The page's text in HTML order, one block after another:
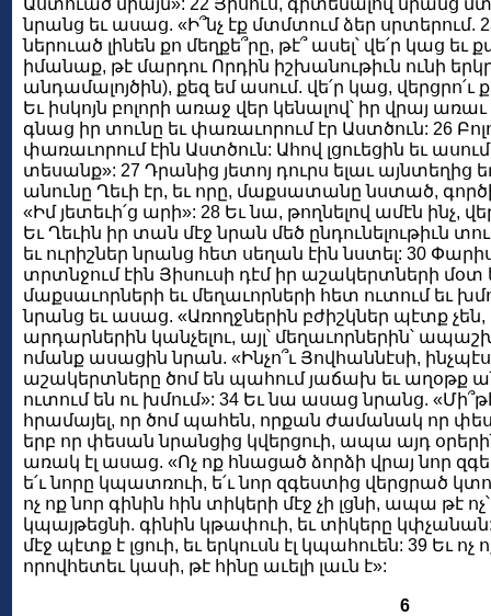
Աստուած միայն»: 22 Յիսուս, գիտենալով
նրանց եւ ասաց. «Ի՞նչ էք մտմտում ձեր սրտերում.
ներուած լինեն քո մեղքե՞րը, թէ՞ ասել՝ վե՛ր կաց եւ
իմանաք, թէ մարդու Որդին իշխանութիւն ունի
անդամալոյծին), քեզ եմ ասում. վե՛ր կաց, վերցրո՛ւ
Եւ իսկոյն բոլորի առաջ վեր կենալով՝ իր վրայ
գնաց իր տունը եւ փառաւորում էր Աստծուն: 26
փառաւորում էին Աստծուն: Ահով լցուեցին եւ
տեսանք»: 27 Դրանից յետոյ դուրս ելաւ այնտեղից
անունը Ղեւի էր, եւ որը, մաքսատանը նստած,
«Իմ յետեւի՛ց արի»: 28 Եւ նա, թողնելով ամէն ինչ,
Եւ Ղեւին իր տան մէջ նրան մեծ ընդունելութիւն
եւ ուրիշներ նրանց հետ սեղան էին նստել: 30
տրտնջում էին Յիսուսի դէմ իր աշակերտների մօտ
մաքսաւորների եւ մեղաւորների հետ ուտում եւ
նրանց եւ ասաց. «Առողջներին բժիշկներ պէտք չեն,
արդարներին կանչելու, այլ՝ մեղաւորներին՝
ոմանք ասացին նրան. «Ինչո՞ւ Յովհաննէսի,
աշակերտները ծոմ են պահում յաճախ եւ աղօթք
ուտում են ու խմում»: 34 Եւ նա ասաց նրանց.
հրամայել, որ ծոմ պահեն, որքան ժամանակ որ
երբ որ փեսան նրանցից կվերցուի, ապա այդ
առակ էլ ասաց. «Ոչ ոք հնացած ձորձի վրայ նոր
ե՛ւ նորը կպատռուի, ե՛ւ նոր զգեստից վերցրած
ոչ ոք նոր գինին հին տիկերի մէջ չի լցնի, ապա թէ
կպայթեցնի. գինին կթափուի, եւ տիկերը կփչանան:
մէջ պէտք է լցուի, եւ երկուսն էլ կպահուեն: 39 Եւ ոչ
որովհետեւ կասի, թէ հինը աւելի լաւն է»:
6